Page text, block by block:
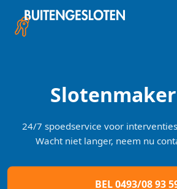
content
24/7 spoedservice voor
Wacht niet langer, neem nu
BEL 0493/08 93